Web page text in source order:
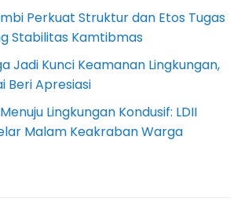
Perkuat Struktur dan Etos Tugas
Stabilitas Kamtibmas
Jadi Kunci Keamanan Lingkungan,
Beri Apresiasi
Lingkungan Kondusif: LDII
Malam Keakraban Warga